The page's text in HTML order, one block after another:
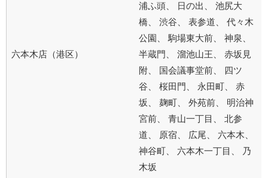
六本木店（港区）
浦ふ頭、 日の出、 池尻大
橋、 渋谷、 表参道、 代々木
公園、 駒場東大前、 神泉、
半蔵門、 溜池山王、 赤坂見
附、 国会議事堂前、 四ツ
谷、 桜田門、 永田町、 赤
坂、 麹町、 外苑前、 明治神
宮前、 青山一丁目、 北参
道、 原宿、 広尾、 六本木、
神谷町、 六本木一丁目、 乃
木坂